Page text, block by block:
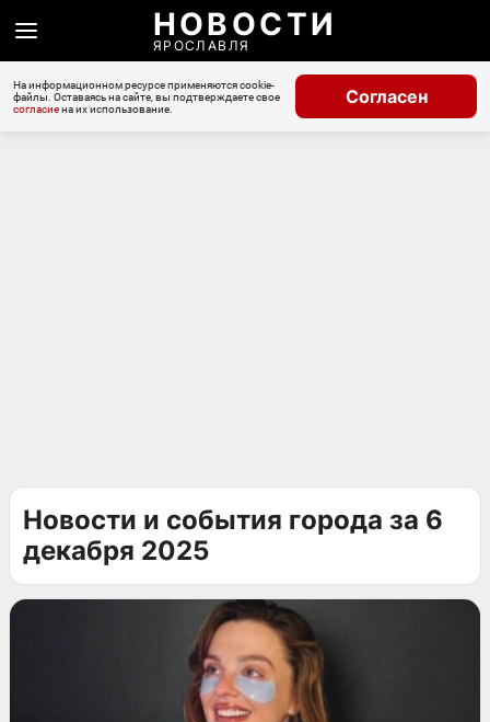
НОВОСТИ
ЯРОСЛАВЛЯ
На информационном ресурсе применяются cookie-
файлы. Оставаясь на сайте, вы подтверждаете свое
согласиена их использование.
Согласен
Новости и события города за 6
декабря 2025